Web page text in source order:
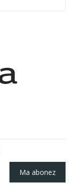
Ma abonez